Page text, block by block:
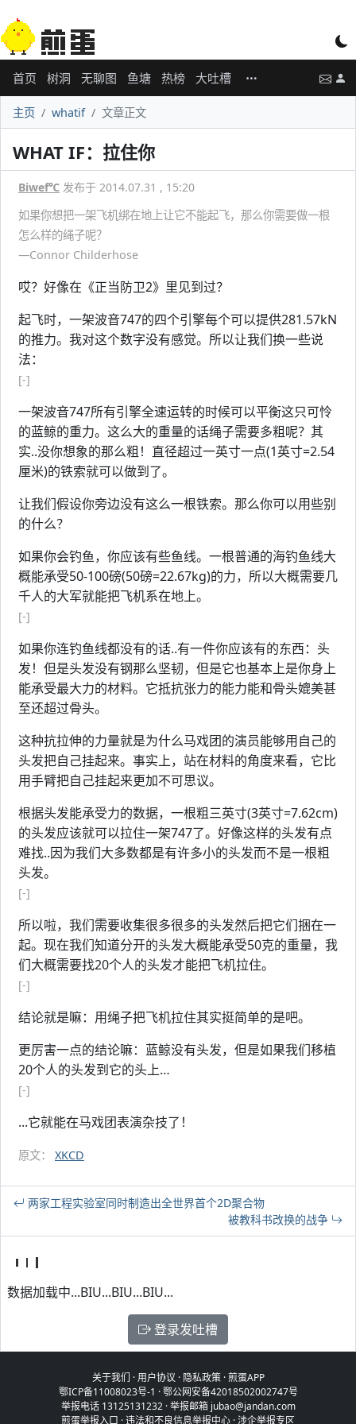
首页 树洞 无聊图 鱼塘 热榜 大吐槽
主页 whatif 文章正文
WHAT IF：拉住你
Biwef℃ 发布于 2014.07.31 , 15:20
如果你想把一架飞机绑在地上让它不能起飞，那么你需要做一根
怎么样的绳子呢？
—Connor Childerhose
哎？好像在《正当防卫2》里见到过？
起飞时，一架波音747的四个引擎每个可以提供281.57kN
的推力。我对这个数字没有感觉。所以让我们换一些说
法：
[-]
一架波音747所有引擎全速运转的时候可以平衡这只可怜
的蓝鲸的重力。这么大的重量的话绳子需要多粗呢？其
实..没你想象的那么粗！直径超过一英寸一点(1英寸=2.54
厘米)的铁索就可以做到了。
让我们假设你旁边没有这么一根铁索。那么你可以用些别
的什么？
如果你会钓鱼，你应该有些鱼线。一根普通的海钓鱼线大
概能承受50-100磅(50磅=22.67kg)的力，所以大概需要几
千人的大军就能把飞机系在地上。
[-]
如果你连钓鱼线都没有的话..有一件你应该有的东西：头
发！但是头发没有钢那么坚韧，但是它也基本上是你身上
能承受最大力的材料。它抵抗张力的能力能和骨头媲美甚
至还超过骨头。
这种抗拉伸的力量就是为什么马戏团的演员能够用自己的
头发把自己挂起来。事实上，站在材料的角度来看，它比
用手臂把自己挂起来更加不可思议。
根据头发能承受力的数据，一根粗三英寸(3英寸=7.62cm)
的头发应该就可以拉住一架747了。好像这样的头发有点
难找..因为我们大多数都是有许多小的头发而不是一根粗
头发。
[-]
所以啦，我们需要收集很多很多的头发然后把它们捆在一
起。现在我们知道分开的头发大概能承受50克的重量，我
们大概需要找20个人的头发才能把飞机拉住。
[-]
结论就是嘛：用绳子把飞机拉住其实挺简单的是吧。
更厉害一点的结论嘛：蓝鲸没有头发，但是如果我们移植
20个人的头发到它的头上…
[-]
...它就能在马戏团表演杂技了！
原文： XKCD
两家工程实验室同时制造出全世界首个2D聚合物
被教科书改换的战争
数据加载中...BIU...BIU...BIU...
登录发吐槽
关于我们 ·用户协议 · 隐私政策·煎蛋APP
鄂ICP备11008023号-1 ·鄂公网安备42018502002747号
举报电话 13125131232 · 举报邮箱 jubao@jandan.com
煎蛋举报入口 ·违法和不良信息举报中心 ·涉企举报专区